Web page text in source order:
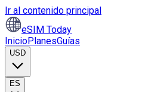
Ir al contenido principal
eSIM Today
InicioPlanesGuías
USD
ES